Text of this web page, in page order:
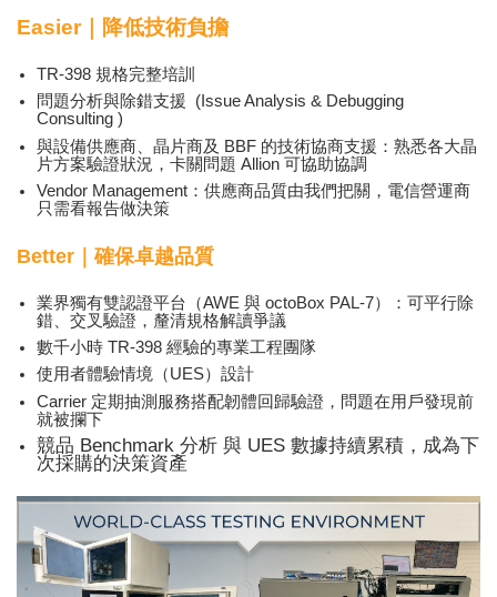
Easier｜降低技術負擔
TR-398 規格完整培訓
問題分析與除錯支援 (Issue Analysis & Debugging
Consulting )
與設備供應商、晶片商及 BBF 的技術協商支援：熟悉各大晶
片方案驗證狀況，卡關問題 Allion 可協助協調
Vendor Management：供應商品質由我們把關，電信營運商
只需看報告做決策
Better｜確保卓越品質
業界獨有雙認證平台（AWE 與 octoBox PAL-7）：可平行除
錯、交叉驗證，釐清規格解讀爭議
數千小時 TR-398 經驗的專業工程團隊
使用者體驗情境（UES）設計
Carrier 定期抽測服務搭配韌體回歸驗證，問題在用戶發現前
就被攔下
競品 Benchmark 分析 與 UES 數據持續累積，成為下
次採購的決策資產